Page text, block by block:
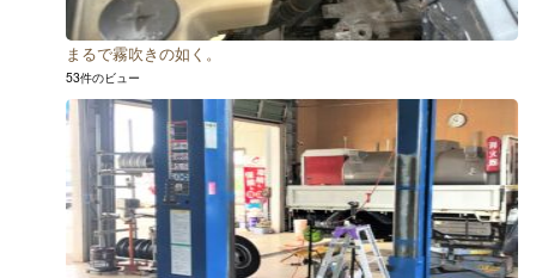
まるで霧吹きの如く。
53件のビュー